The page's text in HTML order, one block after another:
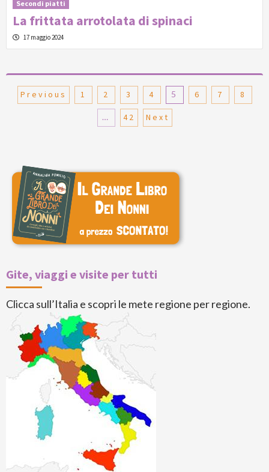
Secondi piatti
La frittata arrotolata di spinaci
17 maggio 2024
Paginazione
Previous 1 2 3 4 5 6 7 8
… 42 Next
Gite, viaggi e visite per tutti
Clicca sull’Italia e scopri le mete regione per regione.